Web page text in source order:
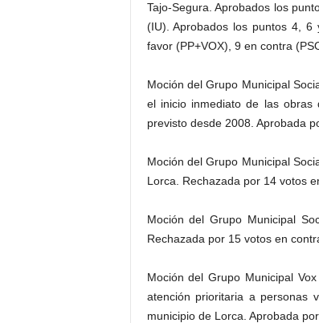
Tajo-Segura. Aprobados los
(IU). Aprobados los puntos 4,
favor (PP+VOX), 9 en contra
Moción del Grupo Municipal
el inicio inmediato de las
previsto desde 2008. Aprobada
Moción del Grupo Municipal
Lorca. Rechazada por 14 votos
Moción del Grupo Municipal
Rechazada por 15 votos en
Moción del Grupo Municipal
atención prioritaria a personas
municipio de Lorca. Aprobada